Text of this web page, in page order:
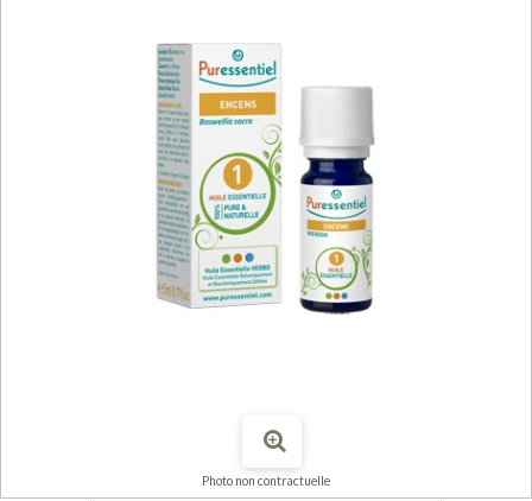
Photo non contractuelle